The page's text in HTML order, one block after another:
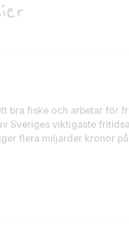
bra fiske och arbetar för
Sveriges viktigaste
flera miljarder kronor